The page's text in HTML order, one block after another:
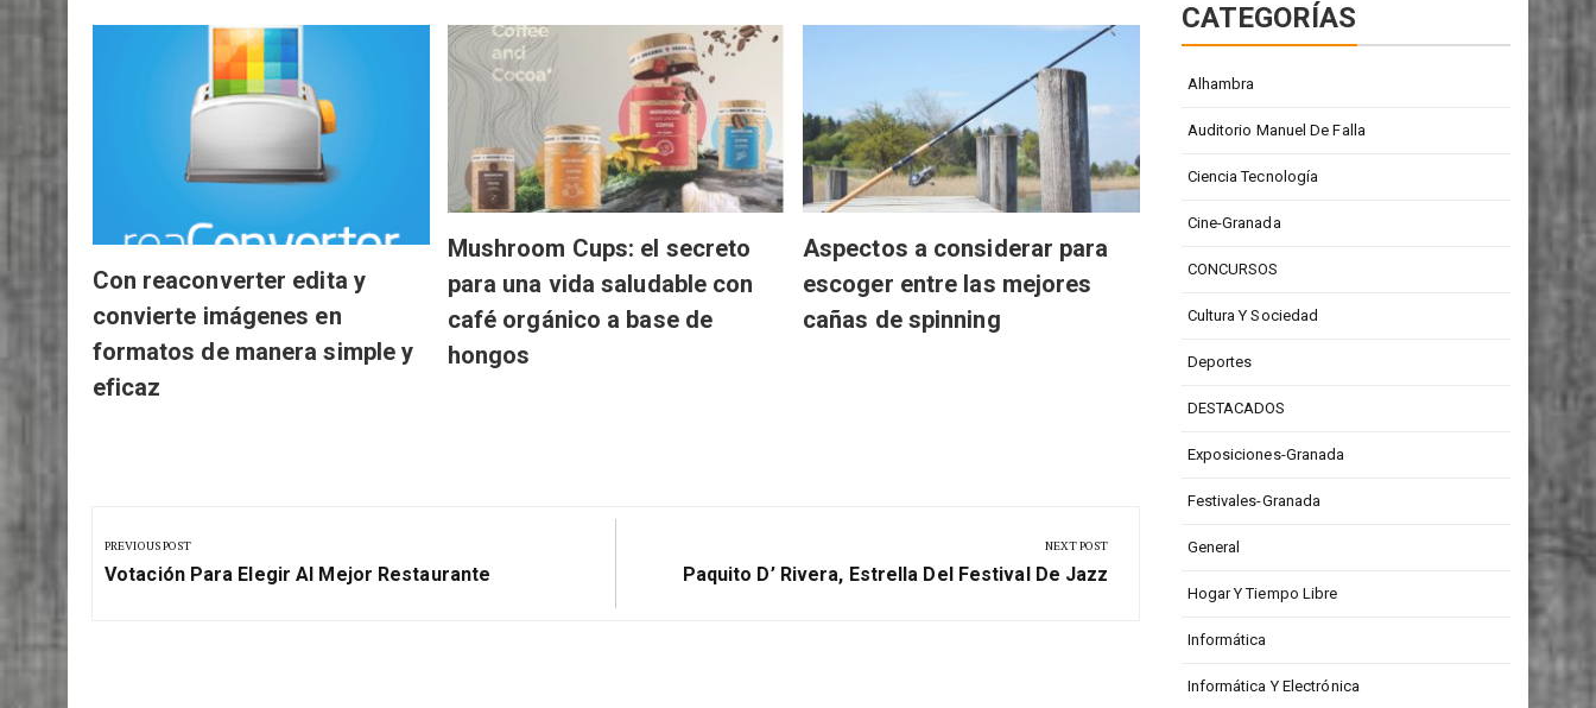
Con reaconverter edita y
convierte imágenes en
formatos de manera simple y
eficaz
Mushroom Cups: el secreto
para una vida saludable con
café orgánico a base de
hongos
Aspectos a considerar para
escoger entre las mejores
cañas de spinning
representante de la música
country
de
entradas
PREVIOUS POST
Previous
Votación Para Elegir Al Mejor Restaurante
NEXT POST
Next
Paquito D’ Rivera, Estrella Del Festival De Jazz
CATEGORÍAS
Alhambra
Auditorio Manuel De Falla
Ciencia Tecnología
Cine-Granada
CONCURSOS
Cultura Y Sociedad
Deportes
DESTACADOS
Exposiciones-Granada
Festivales-Granada
General
Hogar Y Tiempo Libre
Informática
Informática Y Electrónica